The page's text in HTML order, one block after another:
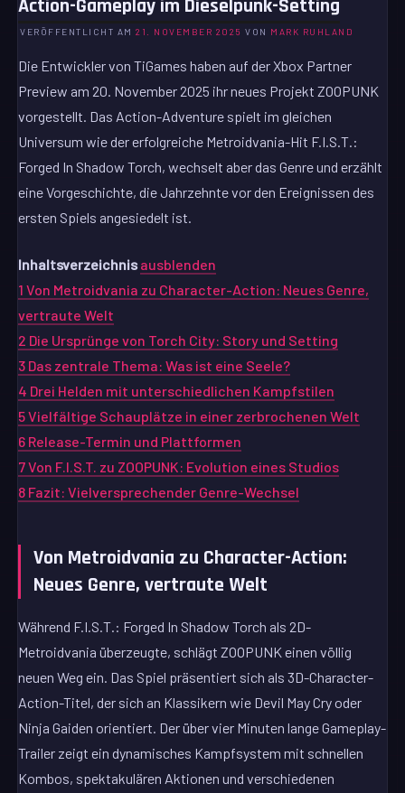
Action-Gameplay im Dieselpunk-Setting
VERÖFFENTLICHT AM21. NOVEMBER 2025 VON MARK RUHLAND
Die Entwickler von TiGames haben auf der Xbox Partner
Preview am 20. November 2025 ihr neues Projekt ZOOPUNK
vorgestellt. Das Action-Adventure spielt im gleichen
Universum wie der erfolgreiche Metroidvania-Hit F.I.S.T.:
Forged In Shadow Torch, wechselt aber das Genre und erzählt
eine Vorgeschichte, die Jahrzehnte vor den Ereignissen des
ersten Spiels angesiedelt ist.
Inhaltsverzeichnis ausblenden
1 Von Metroidvania zu Character-Action: Neues Genre,
vertraute Welt
2 Die Ursprünge von Torch City: Story und Setting
3 Das zentrale Thema: Was ist eine Seele?
4 Drei Helden mit unterschiedlichen Kampfstilen
5Vielfältige Schauplätze in einer zerbrochenen Welt
6 Release-Termin und Plattformen
7Von F.I.S.T. zu ZOOPUNK: Evolution eines Studios
8 Fazit: Vielversprechender Genre-Wechsel
Von Metroidvania zu Character-Action:
Neues Genre, vertraute Welt
Während F.I.S.T.: Forged In Shadow Torch als 2D-
Metroidvania überzeugte, schlägt ZOOPUNK einen völlig
neuen Weg ein. Das Spiel präsentiert sich als 3D-Character-
Action-Titel, der sich an Klassikern wie Devil May Cry oder
Ninja Gaiden orientiert. Der über vier Minuten lange Gameplay-
Trailer zeigt ein dynamisches Kampfsystem mit schnellen
Kombos, spektakulären Aktionen und verschiedenen